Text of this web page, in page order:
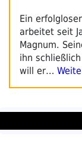
Ein
arbeitet seit
Magnum.
ihn
will er…